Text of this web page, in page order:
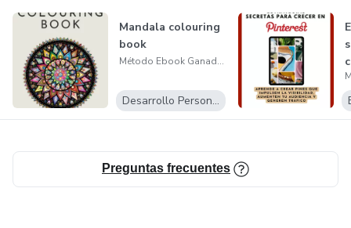
Mandala colouring
book
Método Ebook Ganador
Desarrollo Personal
Preguntas frecuentes